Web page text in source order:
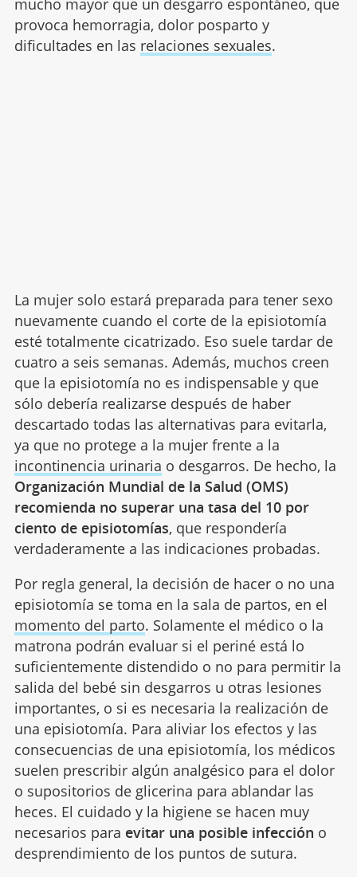
mucho mayor que un desgarro espontáneo, que
provoca hemorragia, dolor posparto y
dificultades en las relaciones sexuales.
La mujer solo estará preparada para tener sexo
nuevamente cuando el corte de la episiotomía
esté totalmente cicatrizado. Eso suele tardar de
cuatro a seis semanas. Además, muchos creen
que la episiotomía no es indispensable y que
sólo debería realizarse después de haber
descartado todas las alternativas para evitarla,
ya que no protege a la mujer frente a la
incontinencia urinaria o desgarros. De hecho, la
Organización Mundial de la Salud (OMS)
recomienda no superar una tasa del 10 por
ciento de episiotomías, que respondería
verdaderamente a las indicaciones probadas.
Por regla general, la decisión de hacer o no una
episiotomía se toma en la sala de partos, en el
momento del parto. Solamente el médico o la
matrona podrán evaluar si el periné está lo
suficientemente distendido o no para permitir la
salida del bebé sin desgarros u otras lesiones
importantes, o si es necesaria la realización de
una episiotomía. Para aliviar los efectos y las
consecuencias de una episiotomía, los médicos
suelen prescribir algún analgésico para el dolor
o supositorios de glicerina para ablandar las
heces. El cuidado y la higiene se hacen muy
necesarios para evitar una posible infección o
desprendimiento de los puntos de sutura.